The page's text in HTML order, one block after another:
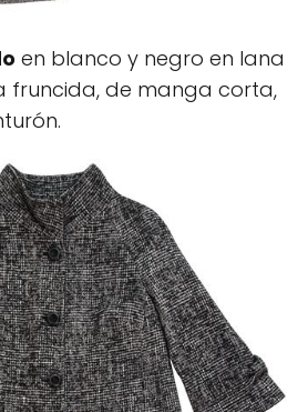
en blanco y negro en lana
fruncida, de manga corta,